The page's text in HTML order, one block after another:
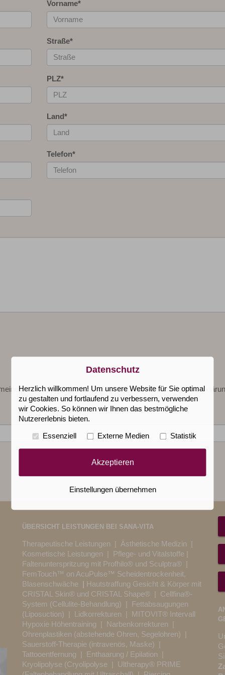
Vorname*
Straße*
PLZ*
Land*
Telefon*
personenbezogenen Daten – gemäß der
ÜBERSICHT LEISTUNGEN BEI SANA-VITA
Therapeutische Leistungen Ästhetische Medizin
Kosmetische Leistungen
Pflege- und Vitalstoffe
Faltenunterspritzung mit Profhilo® und Sculptra®
FemTouch™ on AcuPulse™ Scheidentrockenheit,
Blasenschwäche
Hautstraffung Gesicht & Körper mit
CRISTAL Skin® und CRISTAL Shape® | Cellfina®-
System (Cellulite-Behandlung) |
Fettabsaugungen
(Liposuction)
Lidkorrekturen
MITOVIT® Intervall
Hypoxie Höhentraining
Narbenkorrekturen
Ohrenplastiken (abstehende Ohren, Segelohren)
Sauerstoff-Therapie (intravenös, Maske)
Tattooentfernung
Enthaarung / Epilation
Kryolipolyse (Cryolipolyse
Ultherapy® PRIME
Datenschutz
Herzlich willkommen! Um unsere Website für Sie optimal
zu gestalten und fortlaufend zu verbessern, verwenden
wir Cookies. So können wir Ihnen das bestmögliche
Nutzererlebnis bieten.
Essenziell Externe Medien Statistik
Akzeptieren
Einstellungen übernehmen